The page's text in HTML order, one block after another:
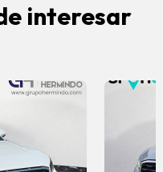
interesar